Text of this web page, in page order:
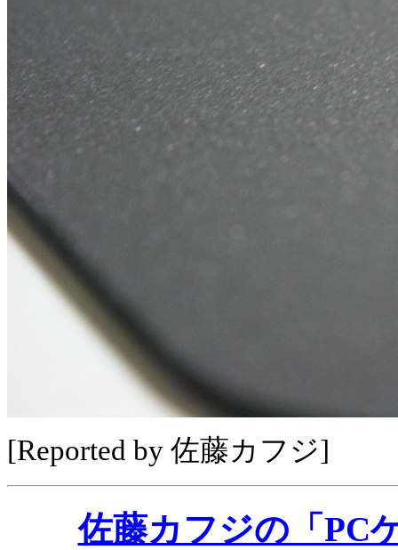
[Reported by 佐藤カフジ]
佐藤カフジの「PC